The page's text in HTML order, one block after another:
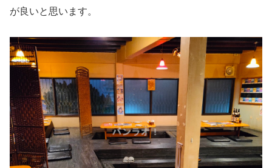
が良いと思います。